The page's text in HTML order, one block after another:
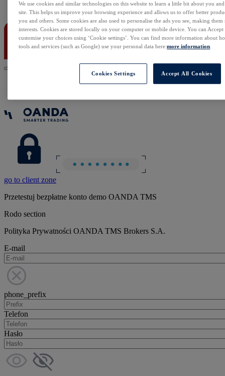
Kontakt
go to client zone
Przetestuj bezpłatne konto demo OANDA TMS
Rodo section
Polityka Prywatności OANDA TMS Brokers S.A.
E-mail
phone_prefix
Telefon
Hasło
We use cookies and similar technologies on this website to learn a little bit about you
site. This helps us improve your browsing experience and allows us to offer better
you and others. Some cookies are also used to personalise the ads you see, making
interests. Cookies are stored locally on your computer or mobile device. You can
customise your choices using ‘Cookie settings’. You can find more information about
tools and services (such as Google) use your personal data here:more information
Cookies Settings Accept All Cookies